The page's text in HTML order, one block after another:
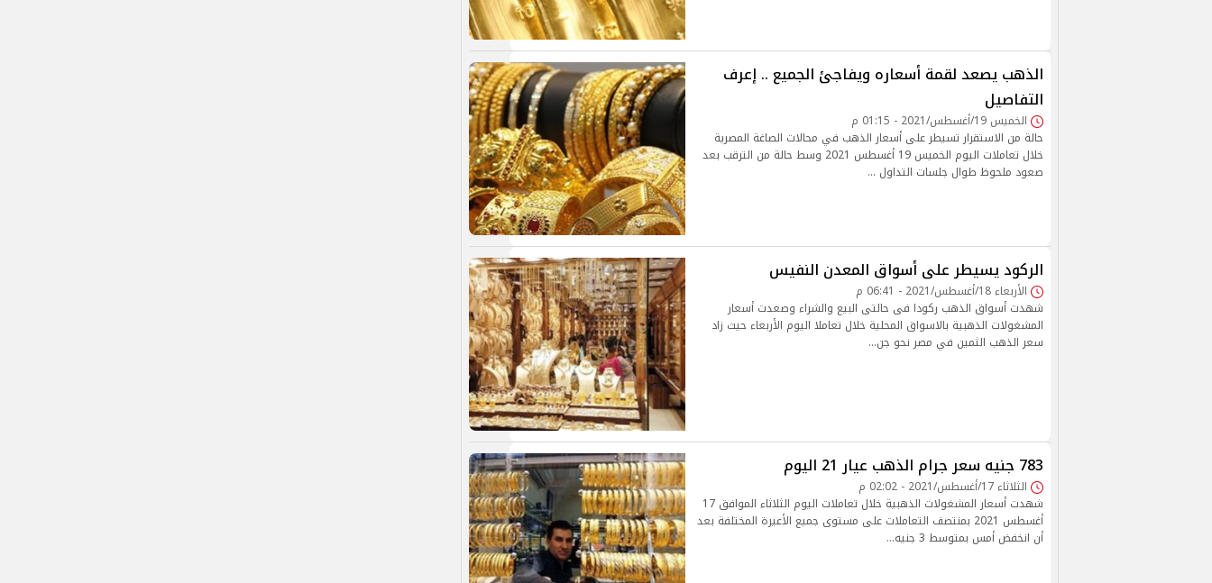
الذهب يصعد لقمة أسعاره ويفاجئ الجميع .. إعرف
التفاصيل
الخميس 19/أغسطس/2021 - 01:15 م
حالة من الاستقرار تسيطر على أسعار الذهب في محالات الصاغة المصرية
خلال تعاملات اليوم الخميس 19 أغسطس 2021 وسط حالة من الترقب بعد
صعود ملحوظ طوال جلسات التداول …
الركود يسيطر على أسواق المعدن النفيس
الأربعاء 18/أغسطس/2021 - 06:41 م
شهدت أسواق الذهب ركودا فى حالتى البيع والشراء وصعدت أسعار
المشغولات الذهبية بالاسواق المحلية خلال تعاملا اليوم الأربعاء حيث زاد
سعر الذهب الثمين في مصر نحو جن…
783 جنيه سعر جرام الذهب عيار 21 اليوم
الثلاثاء 17/أغسطس/2021 - 02:02 م
شهدت أسعار المشغولات الذهبية خلال تعاملات اليوم الثلاثاء الموافق 17
أغسطس 2021 بمنتصف التعاملات على مستوى جميع الأعيرة المختلفة بعد
أن انخفض أمس بمتوسط 3 جنيه…